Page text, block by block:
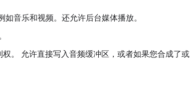
音乐和视频。还允许后台媒体播放。
权。 允许直接写入音频缓冲区，或者如果您合成了或